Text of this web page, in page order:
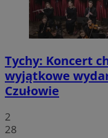
Tychy: Koncert
wyjątkowe
Czułowie
2
28